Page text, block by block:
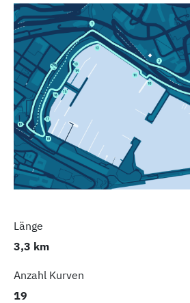
Länge
3,3 km
Anzahl Kurven
19